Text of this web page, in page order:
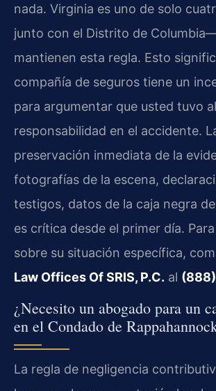
nada. Virginia es uno de solo
junto con el Distrito de
mantienen esta regla. Esto
compañía de seguros tiene un
para argumentar que usted tuvo
responsabilidad en el accidente.
preservación inmediata de la
fotografías de la escena,
testigos, datos de la caja negra
es crítica desde el primer día.
sobre su situación específica,
Law Offices Of SRIS, P.C. al
¿Necesito un abogado para un
en el Condado de
La regla de negligencia